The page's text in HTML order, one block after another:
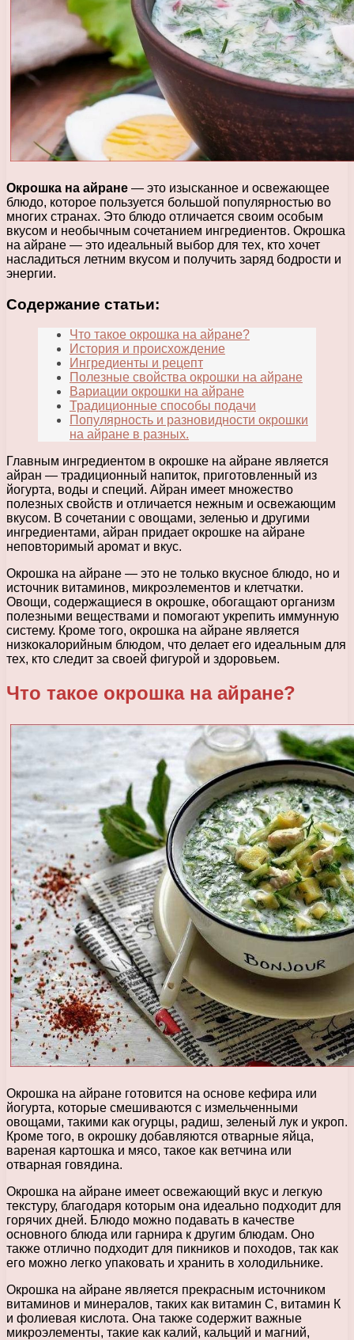
Окрошка на айране — это изысканное и освежающее
блюдо, которое пользуется большой популярностью во
многих странах. Это блюдо отличается своим особым
вкусом и необычным сочетанием ингредиентов. Окрошка
на айране — это идеальный выбор для тех, кто хочет
насладиться летним вкусом и получить заряд бодрости и
энергии.
Содержание статьи:
Что такое окрошка на айране?
История и происхождение
Ингредиенты и рецепт
Полезные свойства окрошки на айране
Вариации окрошки на айране
Традиционные способы подачи
Популярность и разновидности окрошки
на айране в разных.
Главным ингредиентом в окрошке на айране является
айран — традиционный напиток, приготовленный из
йогурта, воды и специй. Айран имеет множество
полезных свойств и отличается нежным и освежающим
вкусом. В сочетании с овощами, зеленью и другими
ингредиентами, айран придает окрошке на айране
неповторимый аромат и вкус.
Окрошка на айране — это не только вкусное блюдо, но и
источник витаминов, микроэлементов и клетчатки.
Овощи, содержащиеся в окрошке, обогащают организм
полезными веществами и помогают укрепить иммунную
систему. Кроме того, окрошка на айране является
низкокалорийным блюдом, что делает его идеальным для
тех, кто следит за своей фигурой и здоровьем.
Что такое окрошка на айране?
Окрошка на айране готовится на основе кефира или
йогурта, которые смешиваются с измельченными
овощами, такими как огурцы, радиш, зеленый лук и укроп.
Кроме того, в окрошку добавляются отварные яйца,
вареная картошка и мясо, такое как ветчина или
отварная говядина.
Окрошка на айране имеет освежающий вкус и легкую
текстуру, благодаря которым она идеально подходит для
горячих дней. Блюдо можно подавать в качестве
основного блюда или гарнира к другим блюдам. Оно
также отлично подходит для пикников и походов, так как
его можно легко упаковать и хранить в холодильнике.
Окрошка на айране является прекрасным источником
витаминов и минералов, таких как витамин С, витамин К
и фолиевая кислота. Она также содержит важные
микроэлементы, такие как калий, кальций и магний,